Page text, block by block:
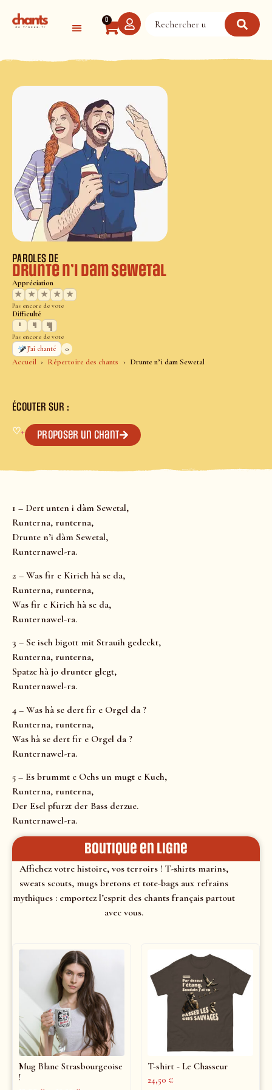
0
Accueil Répertoire des chants Drunte n’i dam Sewetal
PAROLES DE
Drunte n’i dam Sewetal
Appréciation
★
★ ★ ★ ★
Pas encore de vote
Difficulté
Pas encore de vote
J’ai chanté
0
ÉCOUTER SUR :
♡+ Proposer un chant
1 – Dert unten i dàm Sewetal,
Runterna, runterna,
Drunte n’i dàm Sewetal,
Runternawel-ra.
2 – Was fir e Kirich hà se da,
Runterna, runterna,
Was fir e Kirich hà se da,
Runternawel-ra.
3 – Se isch bigott mit Strauih gedeckt,
Runterna, runterna,
Spatze hà jo drunter glegt,
Runternawel-ra.
4 – Was hà se dert fir e Orgel da ?
Runterna, runterna,
Was hà se dert fir e Orgel da ?
Runternawel-ra.
5 – Es brummt e Ochs un mugt e Kueh,
Runterna, runterna,
Der Esel pfurzt der Bass derzue.
Runternawel-ra.
Boutique en ligne
Affichez votre histoire, vos terroirs ! T-shirts marins,
sweats scouts, mugs bretons et tote-bags aux refrains
mythiques : emportez l’esprit des chants français partout
avec vous.
Mug Blanc Strasbourgeoise
!
T-shirt - Le Chasseur
24,50 €